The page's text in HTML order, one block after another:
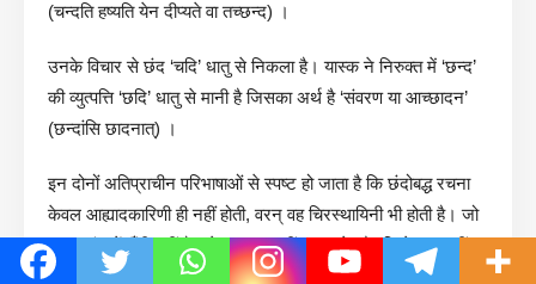
(चन्दति हष्यति येन दीप्यते वा तच्छन्द) ।
उनके विचार से छंद ‘चदि’ धातु से निकला है। यास्क ने निरुक्त में ‘छन्द’
की व्युत्पत्ति ‘छदि’ धातु से मानी है जिसका अर्थ है ‘संवरण या आच्छादन’
(छन्दांसि छादनात्) ।
इन दोनों अतिप्राचीन परिभाषाओं से स्पष्ट हो जाता है कि छंदोबद्ध रचना
केवल आह्यादकारिणी ही नहीं होती, वरन् वह चिरस्थायिनी भी होती है। जो
रचना छंद में बँधी नहीं है उसे हम याद नहीं रख पाते और जिसे याद नहीं
रख पाते, उसका नष्ट हो जाना स्वाभाविक ही है। इन परिभाषाओं के